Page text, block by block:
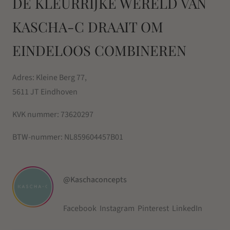
KASCHA-C DRAAIT OM
EINDELOOS COMBINEREN
Adres: Kleine Berg 77,
5611 JT Eindhoven
KVK nummer: 73620297
BTW-nummer: NL859604457B01
@Kaschaconcepts
Facebook Instagram Pinterest LinkedIn